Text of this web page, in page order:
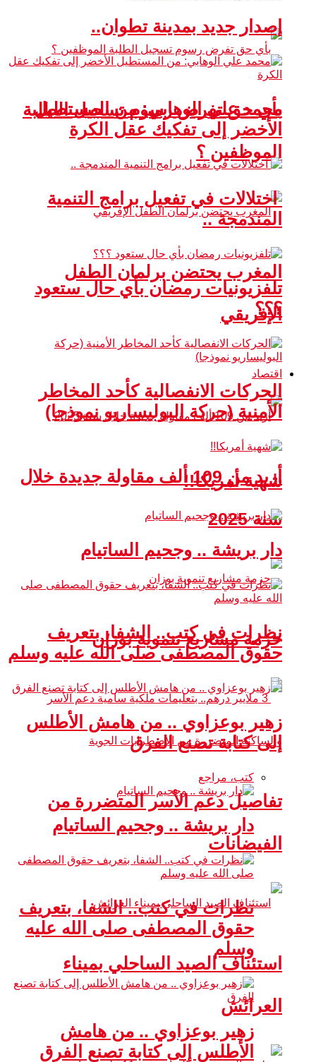
بأي حق تفرض رسوم تسجيل الطلبة
الموظفين ؟
المغرب يحتضن برلمان الطفل
الإفريقي
اقتصاد
أزيد من 109 ألف مقاولة جديدة خلال
سنة 2025
حزمة مشاريع تنموية بوزان
تفاصيل دعم الأسر المتضررة من
الفيضانات
استئناف الصيد الساحلي بميناء
العرائش
إصدار جديد بمدينة تطوان..
محمد علي الوهابي: من المستطيل
الأخضر إلى تفكيك عقل الكرة
اختلالات في تفعيل برامج التنمية
المندمجة ..
تلفزيونيات رمضان بأي حال ستعود
؟؟؟
الحركات الانفصالية كأحد المخاطر
الأمنية (حركة البوليساريو نموذجا)
شهية أمريكا!!
دار بريشة .. وجحيم الساتيام
نظرات في كتب.. الشفا، بتعريف
حقوق المصطفى صلى الله عليه وسلم
زهير بوعزاوي .. من هامش الأطلس
إلى كتابة تصنع الفرق
كتب، مراجع
دار بريشة .. وجحيم الساتيام
نظرات في كتب.. الشفا، بتعريف
حقوق المصطفى صلى الله عليه
وسلم
زهير بوعزاوي .. من هامش
الأطلس إلى كتابة تصنع الفرق